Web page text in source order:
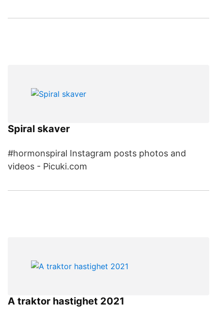
Spiral skaver
#hormonspiral Instagram posts photos and
videos - Picuki.com
A traktor hastighet 2021